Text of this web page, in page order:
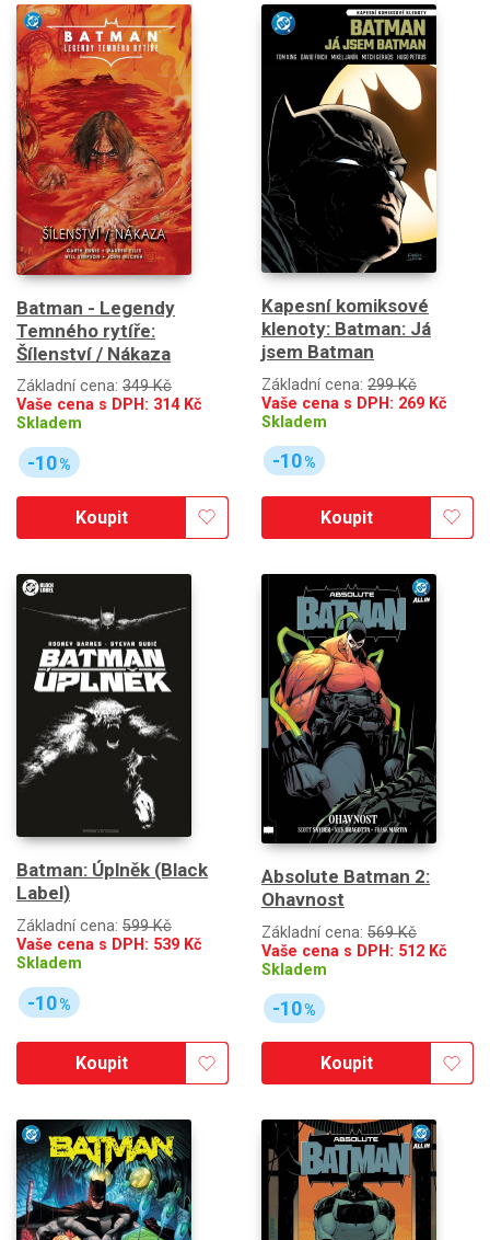
Batman - Legendy
Temného rytíře:
Šílenství / Nákaza
Základní cena: 349 Kč
Vaše cena s DPH: 314Kč
Skladem
-10%
Koupit
Kapesní komiksové
klenoty: Batman: Já
jsem Batman
Základní cena: 299 Kč
Vaše cena s DPH: 269 Kč
Skladem
-10%
Koupit
Batman: Úplněk (Black
Label)
Základní cena: 599 Kč
Vaše cena s DPH: 539 Kč
Skladem
-10%
Koupit
Absolute Batman 2:
Ohavnost
Základní cena: 569 Kč
Vaše cena s DPH: 512 Kč
Skladem
-10%
Koupit